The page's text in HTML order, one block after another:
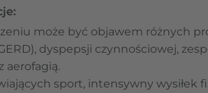
może być objawem różnych
dyspepsji czynnościowej,
aerofagią.
sport, intensywny wysiłek